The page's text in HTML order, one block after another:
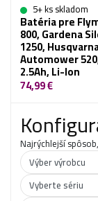
Najrýchlejší
5+ ks skladom
Batéria pre
800, Gardena
1250,
Automower
2.5Ah, Li-Ion
74,99 €